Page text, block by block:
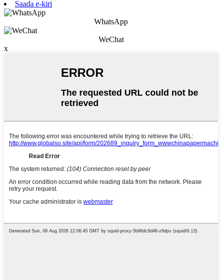
Saada e-kiri
WhatsApp
WeChat
x